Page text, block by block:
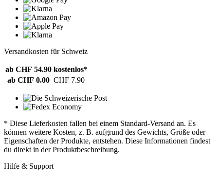
Versandkosten für Schweiz
ab CHF 54.90 kostenlos*
ab CHF 0.00 CHF 7.90
* Diese Lieferkosten fallen bei einem Standard-Versand an. Es
können weitere Kosten, z. B. aufgrund des Gewichts, Größe oder
Eigenschaften der Produkte, entstehen. Diese Informationen findest
du direkt in der Produktbeschreibung.
Hilfe & Support